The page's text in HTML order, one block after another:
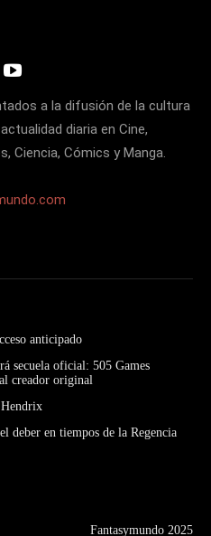
a la difusión de la cultura
diaria en Cine,
Ciencia, Cómics y Manga.
anticipado
secuela oficial: 505 Games
creador original
deber en tiempos de la Regencia
Fantasymundo 2025